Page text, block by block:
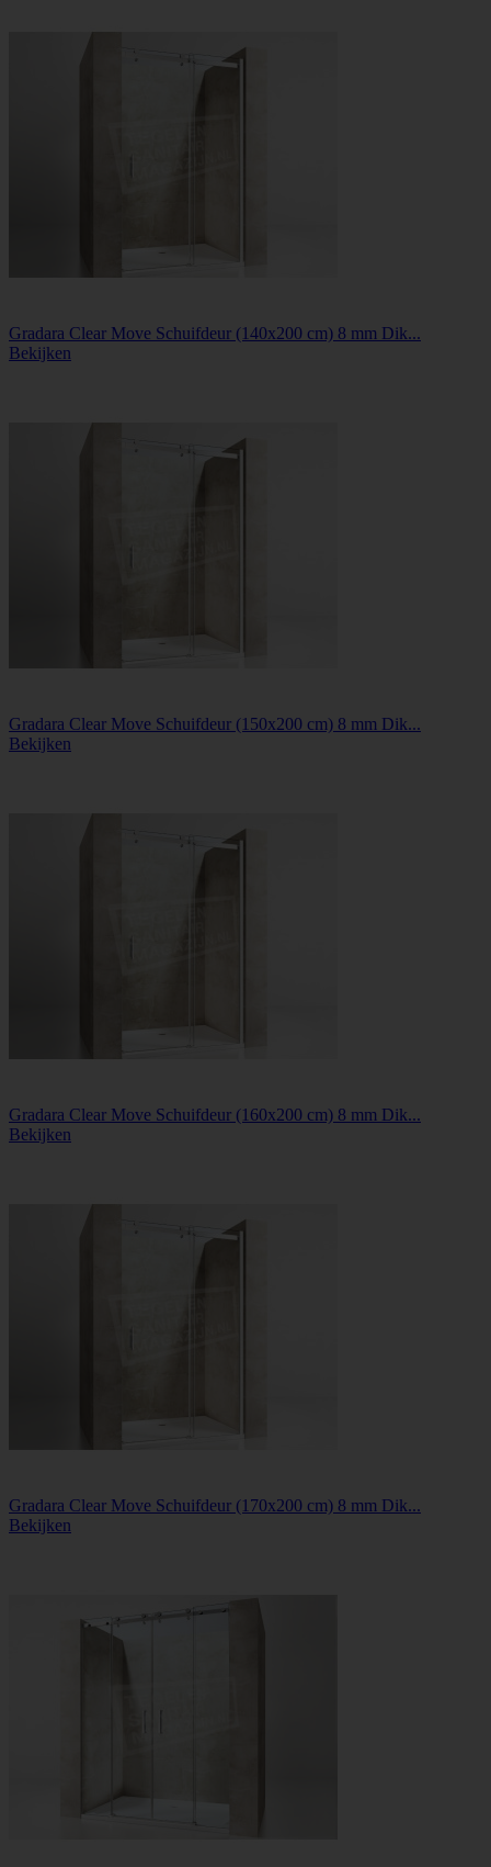
Gradara Clear Move Schuifdeur (140x200 cm) 8 mm Dik...
Bekijken
Gradara Clear Move Schuifdeur (150x200 cm) 8 mm Dik...
Bekijken
Gradara Clear Move Schuifdeur (160x200 cm) 8 mm Dik...
Bekijken
Gradara Clear Move Schuifdeur (170x200 cm) 8 mm Dik...
Bekijken